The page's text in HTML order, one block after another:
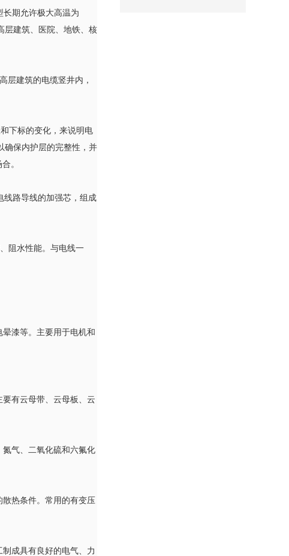
长期允许极大高温为
层建筑、医院、地铁、核
层建筑的电缆竖井内，
下标的变化，来说明电
确保内护层的完整性，并
。
线路导线的加强芯，组成
阻水性能。与电线一
漆等。主要用于电机和
有云母带、云母板、云
气、二氧化硫和六氟化
热条件。常用的有变压
成具有良好的电气、力